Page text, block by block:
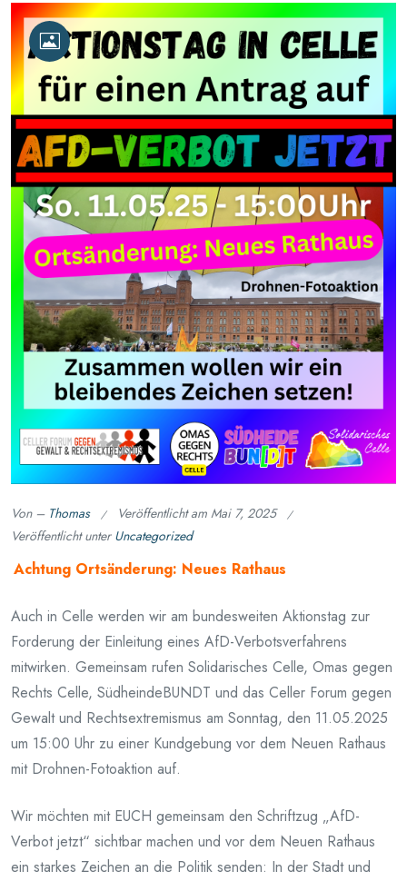
Von – Thomas Veröffentlicht am Mai 7, 2025
Veröffentlicht unter Uncategorized
Achtung Ortsänderung: Neues Rathaus
Auch in Celle werden wir am bundesweiten Aktionstag zur
Forderung der Einleitung eines AfD-Verbotsverfahrens
mitwirken. Gemeinsam rufen Solidarisches Celle, Omas gegen
Rechts Celle, SüdheindeBUNDT und das Celler Forum gegen
Gewalt und Rechtsextremismus am Sonntag, den 11.05.2025
um 15:00 Uhr zu einer Kundgebung vor dem Neuen Rathaus
mit Drohnen-Fotoaktion auf.
Wir möchten mit EUCH gemeinsam den Schriftzug „AfD-
Verbot jetzt“ sichtbar machen und vor dem Neuen Rathaus
ein starkes Zeichen an die Politik senden: In der Stadt und